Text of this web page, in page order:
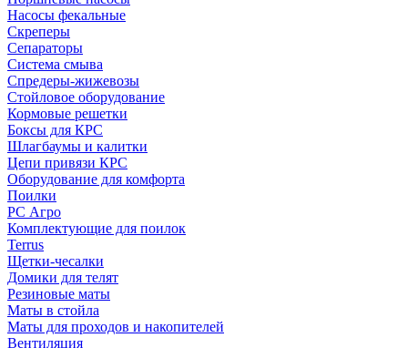
Насосы фекальные
Скреперы
Сепараторы
Система смыва
Спредеры-жижевозы
Стойловое оборудование
Кормовые решетки
Боксы для КРС
Шлагбаумы и калитки
Цепи привязи КРС
Оборудование для комфорта
Поилки
РС Агро
Комплектующие для поилок
Terrus
Щетки-чесалки
Домики для телят
Резиновые маты
Маты в стойла
Маты для проходов и накопителей
Вентиляция